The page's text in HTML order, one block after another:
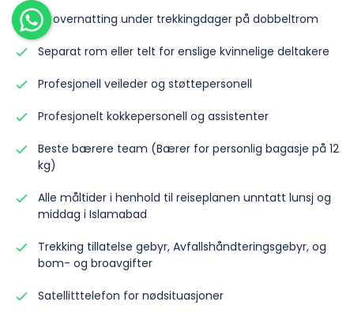
All overnatting under trekkingdager på dobbeltrom
Separat rom eller telt for enslige kvinnelige deltakere
Profesjonell veileder og støttepersonell
Profesjonelt kokkepersonell og assistenter
Beste bærere team (Bærer for personlig bagasje på 12
kg)
Alle måltider i henhold til reiseplanen unntatt lunsj og
middag i Islamabad
Trekking tillatelse gebyr, Avfallshåndteringsgebyr, og
bom- og broavgifter
Satellitttelefon for nødsituasjoner